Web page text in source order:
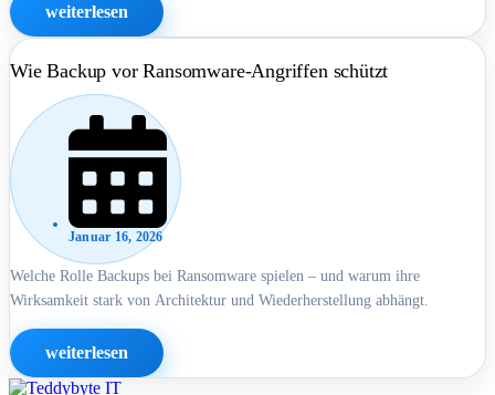
weiterlesen
Wie Backup vor Ransomware-Angriffen schützt
Januar 16, 2026
Welche Rolle Backups bei Ransomware spielen – und warum ihre
Wirksamkeit stark von Architektur und Wiederherstellung abhängt.
weiterlesen